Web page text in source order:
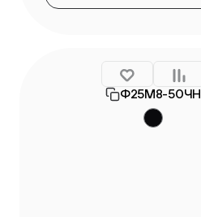
Ф25М8-50ЧН